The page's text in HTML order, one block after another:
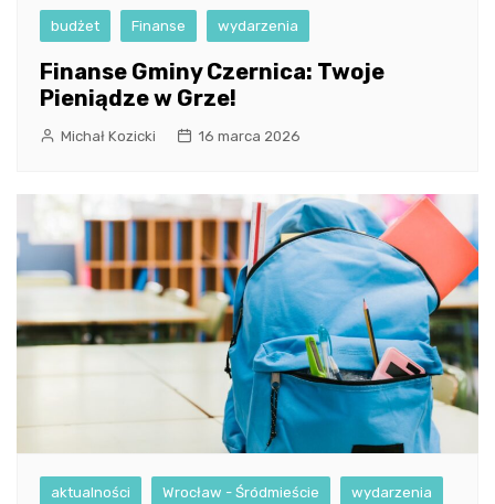
budżet Finanse wydarzenia
Finanse Gminy Czernica: Twoje
Pieniądze w Grze!
Michał Kozicki 16 marca 2026
aktualności Wrocław - Śródmieście wydarzenia